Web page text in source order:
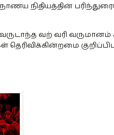
நிதியத்தின்
வற் வரி வருமானம்